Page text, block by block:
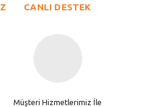
CANLI DESTEK
Müşteri Hizmetlerimiz İle